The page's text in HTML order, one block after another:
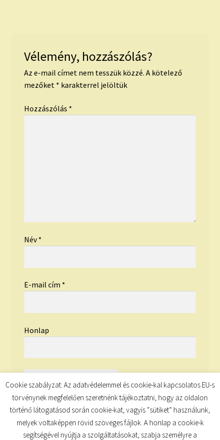
Vélemény, hozzászólás?
Az e-mail címet nem tesszük közzé. A kötelező
mezőket * karakterrel jelöltük
Hozzászólás *
Név*
E-mail cím *
Honlap
Cookie szabályzat: Az adatvédelemmel és cookie-kal kapcsolatos EU-s
törvénynek megfelelően szeretnénk tájékoztatni, hogy az oldalon
történő látogatásod során cookie-kat, vagyis “sütiket” használunk,
melyek voltaképpen rövid szöveges fájlok. A honlap a cookie-k
segítségével nyújtja a szolgáltatásokat, szabja személyre a